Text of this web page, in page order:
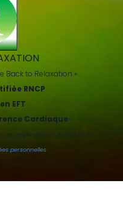
Back to Relaxation »
RNCP
EFT
Cardiaque
non applicable Art 293B du CGI
personnelles